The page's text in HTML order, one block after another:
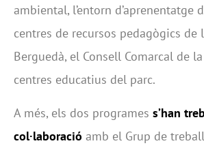
ambiental, l’entorn d’aprenentatge
centres de recursos pedagògics de
Berguedà, el Consell Comarcal de
centres educatius del parc.
A més, els dos programes s’han
col·laboració amb el Grup de treball